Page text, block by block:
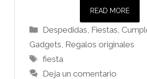
READ MORE
Categorías
Despedidas, Fiestas,
Gadgets Regalos originales
Etiquetas
fiesta
Deja un comentario